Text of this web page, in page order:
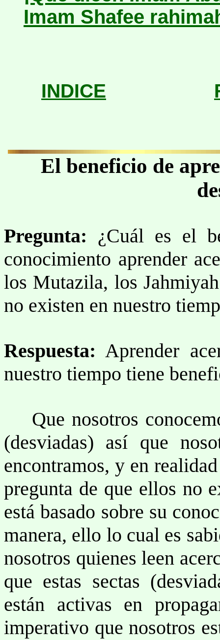
Imam Shafee
INDICE
El beneficio de
Pregunta: ¿Cuál es el
conocimiento aprender
los Mutazila, los
no existen en nuestro
Respuesta: Aprender
nuestro tiempo tiene
Que nosotros
(desviadas) así que
encontramos, y en
pregunta de que ellos no
está basado sobre su
manera, ello lo cual es
nosotros quienes leen
que estas sectas
están activas en
imperativo que nosotros